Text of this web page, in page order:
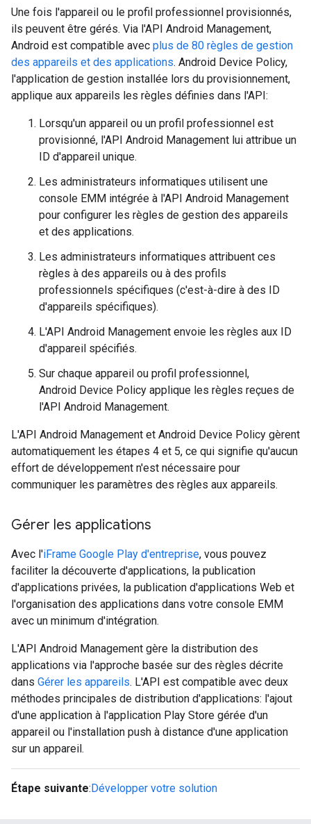
Une fois l'appareil ou le profil professionnel provisionnés,
ils peuvent être gérés. Via l'API Android Management,
Android est compatible avec plus de 80 règles de gestion
des appareils et des applications. Android Device Policy,
l'application de gestion installée lors du provisionnement,
applique aux appareils les règles définies dans l'API:
Lorsqu'un appareil ou un profil professionnel est
provisionné, l'API Android Management lui attribue un
ID d'appareil unique.
Les administrateurs informatiques utilisent une
console EMM intégrée à l'API Android Management
pour configurer les règles de gestion des appareils
et des applications.
Les administrateurs informatiques attribuent ces
règles à des appareils ou à des profils
professionnels spécifiques (c'est-à-dire à des ID
d'appareils spécifiques).
L'API Android Management envoie les règles aux ID
d'appareil spécifiés.
Sur chaque appareil ou profil professionnel,
Android Device Policy applique les règles reçues de
l'API Android Management.
L'API Android Management et Android Device Policy gèrent
automatiquement les étapes 4 et 5, ce qui signifie qu'aucun
effort de développement n'est nécessaire pour
communiquer les paramètres des règles aux appareils.
Gérer les applications
Avec l'iFrame Google Play d'entreprise, vous pouvez
faciliter la découverte d'applications, la publication
d'applications privées, la publication d'applications Web et
l'organisation des applications dans votre console EMM
avec un minimum d'intégration.
L'API Android Management gère la distribution des
applications via l'approche basée sur des règles décrite
dans Gérer les appareils. L'API est compatible avec deux
méthodes principales de distribution d'applications: l'ajout
d'une application à l'application Play Store gérée d'un
appareil ou l'installation push à distance d'une application
sur un appareil.
Étape suivante:Développer votre solution